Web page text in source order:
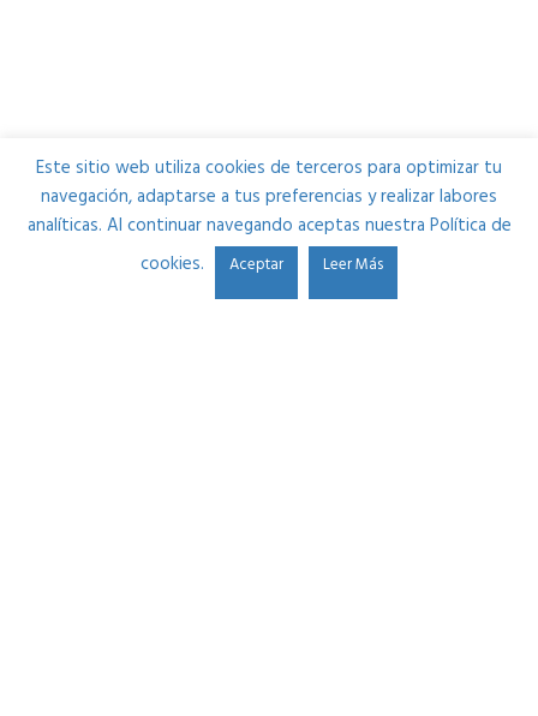
Este sitio web utiliza cookies de terceros para optimizar tu
navegación, adaptarse a tus preferencias y realizar labores
analíticas. Al continuar navegando aceptas nuestra Política de
cookies.
Aceptar Leer Más